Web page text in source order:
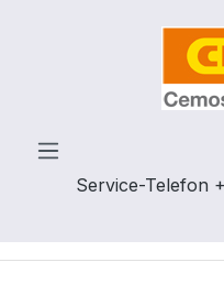
Zum Hauptinhalt
Service-Telefon